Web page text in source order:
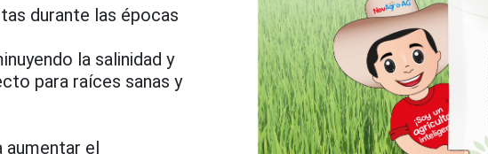
durante las épocas
la salinidad y
para raíces sanas y
aumentar el